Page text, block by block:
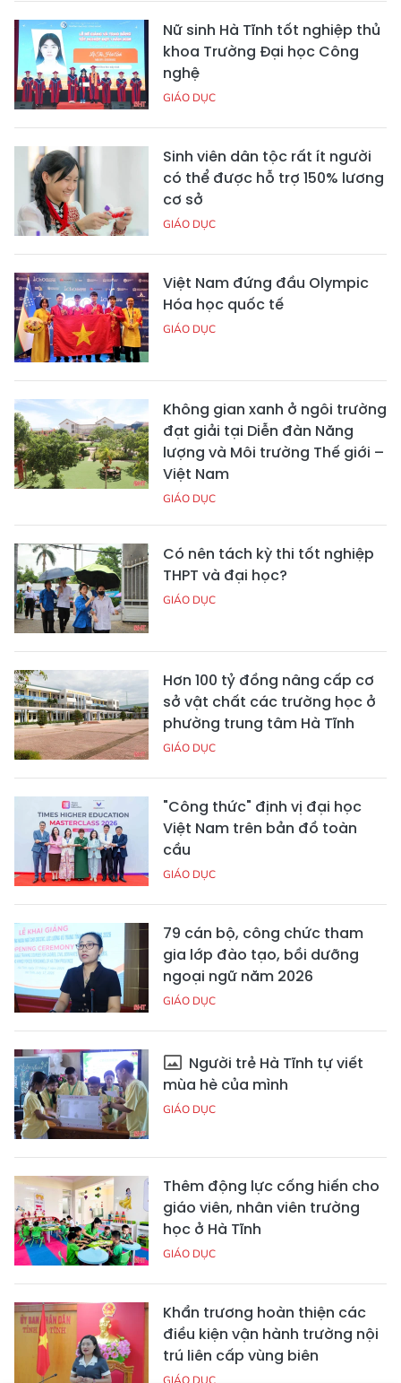
Nữ sinh Hà Tĩnh tốt nghiệp thủ
khoa Trường Đại học Công
nghệ
GIÁO DỤC
Sinh viên dân tộc rất ít người
có thể được hỗ trợ 150% lương
cơ sở
GIÁO DỤC
Việt Nam đứng đầu Olympic
Hóa học quốc tế
GIÁO DỤC
Không gian xanh ở ngôi trường
đạt giải tại Diễn đàn Năng
lượng và Môi trường Thế giới –
Việt Nam
GIÁO DỤC
Có nên tách kỳ thi tốt nghiệp
THPT và đại học?
GIÁO DỤC
Hơn 100 tỷ đồng nâng cấp cơ
sở vật chất các trường học ở
phường trung tâm Hà Tĩnh
GIÁO DỤC
"Công thức" định vị đại học
Việt Nam trên bản đồ toàn
cầu
GIÁO DỤC
79 cán bộ, công chức tham
gia lớp đào tạo, bồi dưỡng
ngoại ngữ năm 2026
GIÁO DỤC
Người trẻ Hà Tĩnh tự viết
mùa hè của mình
GIÁO DỤC
Thêm động lực cống hiến cho
giáo viên, nhân viên trường
học ở Hà Tĩnh
GIÁO DỤC
Khẩn trương hoàn thiện các
điều kiện vận hành trường nội
trú liên cấp vùng biên
GIÁO DỤC